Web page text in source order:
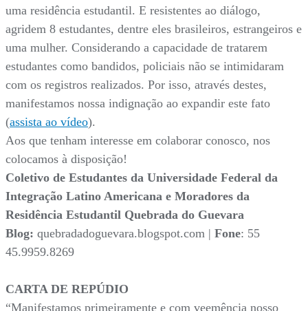
uma residência estudantil. E resistentes ao diálogo,
agridem 8 estudantes, dentre eles brasileiros, estrangeiros e
uma mulher. Considerando a capacidade de tratarem
estudantes como bandidos, policiais não se intimidaram
com os registros realizados. Por isso, através destes,
manifestamos nossa indignação ao expandir este fato
(assista ao vídeo).
Aos que tenham interesse em colaborar conosco, nos
colocamos à disposição!
Coletivo de Estudantes da Universidade Federal da
Integração Latino Americana e Moradores da
Residência Estudantil Quebrada do Guevara
Blog: quebradadoguevara.blogspot.com | Fone: 55
45.9959.8269
CARTA DE REPÚDIO
“Manifestamos primeiramente e com veemência nosso